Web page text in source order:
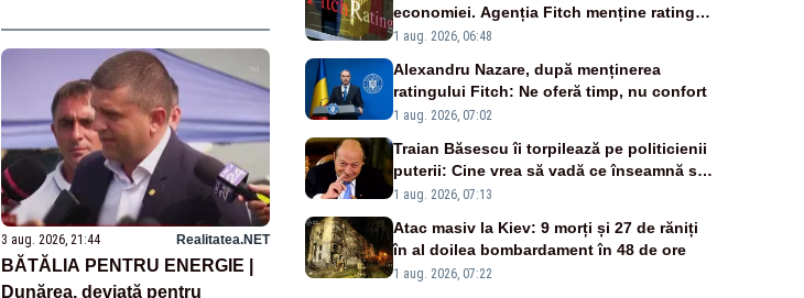
putea fi repornită Unitatea 1
3 aug. 2026, 21:44 Realitatea.NET
BĂTĂLIA PENTRU ENERGIE |
Dunărea, deviată pentru
economiei. Agenția Fitch menține ratingul
„BBB-” cu perspectivă negativă
1 aug. 2026, 06:48
Alexandru Nazare, după menținerea
ratingului Fitch: Ne oferă timp, nu confort
1 aug. 2026, 07:02
Traian Băsescu îi torpilează pe politicienii
puterii: Cine vrea să vadă ce înseamnă să
fii prost, se uită la România
1 aug. 2026, 07:13
Atac masiv la Kiev: 9 morți și 27 de răniți
în al doilea bombardament în 48 de ore
1 aug. 2026, 07:22